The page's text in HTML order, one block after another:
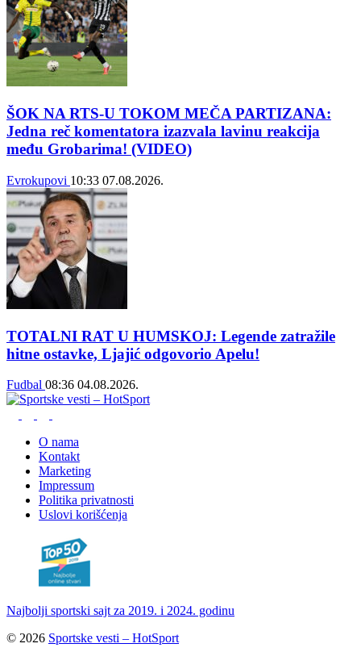
ŠOK NA RTS-U TOKOM MEČA PARTIZANA:
Jedna reč komentatora izazvala lavinu reakcija
među Grobarima! (VIDEO)
Evrokupovi 10:33 07.08.2026.
TOTALNI RAT U HUMSKOJ: Legende zatražile
hitne ostavke, Ljajić odgovorio Apelu!
Fudbal 08:36 04.08.2026.
O nama
Kontakt
Marketing
Impressum
Politika privatnosti
Uslovi korišćenja
Najbolji sportski sajt za 2019. i 2024. godinu
© 2026 Sportske vesti – HotSport